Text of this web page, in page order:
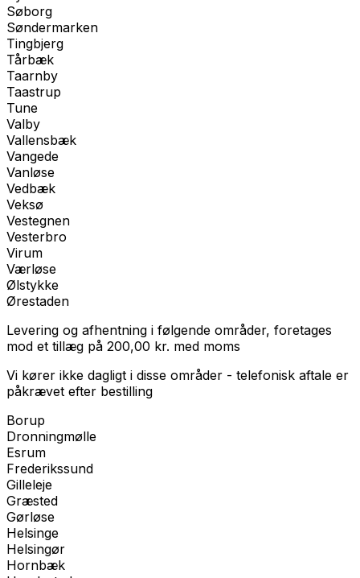
Søborg
Søndermarken
Tingbjerg
Tårbæk
Taarnby
Taastrup
Tune
Valby
Vallensbæk
Vangede
Vanløse
Vedbæk
Veksø
Vestegnen
Vesterbro
Virum
Værløse
Ølstykke
Ørestaden
Levering og afhentning i følgende områder, foretages
mod et tillæg på 200,00 kr. med moms
Vi kører ikke dagligt i disse områder - telefonisk aftale er
påkrævet efter bestilling
Borup
Dronningmølle
Esrum
Frederikssund
Gilleleje
Græsted
Gørløse
Helsinge
Helsingør
Hornbæk